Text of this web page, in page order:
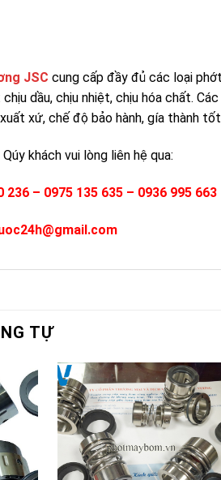
JSC cung cấp đầy đủ các loại
dầu, chịu nhiệt, chịu hóa chất.
xứ, chế độ bảo hành, gía thành
khách vui lòng liên hệ qua:
236 – 0975 135 635 – 0936 995 663
TỰ